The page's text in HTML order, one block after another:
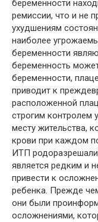
беременности
ремиссии, что и не
ухудшениям
наиболее
беременности
беременность
беременности,
приводит к
расположенной
строгим контролем
месту жительства,
крови при каждом
ИТП
является редким и
привести к
ребенка. Прежде
они были
осложнениями,